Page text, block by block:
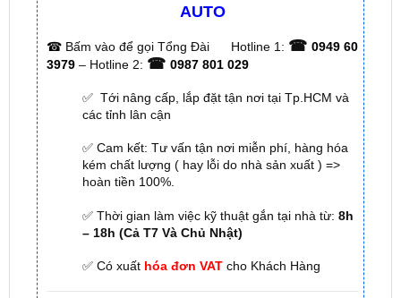
0987 801 029
✅ Tới nâng cấp, lắp đặt tận nơi tại Tp.HCM và
các tỉnh lân cận
✅ Cam kết: Tư vấn tận nơi miễn phí, hàng hóa
kém chất lượng ( hay lỗi do nhà sản xuất ) =>
✅ Thời gian làm việc kỹ thuật gắn tại nhà từ:8h
– 18h (Cả T7 Và Chủ Nhật)
✅ Có xuấthóa đơn VATcho Khách Hàng
🌐 Chi Nhánh 1: 277–279 Đường số 9A, KDC Trung